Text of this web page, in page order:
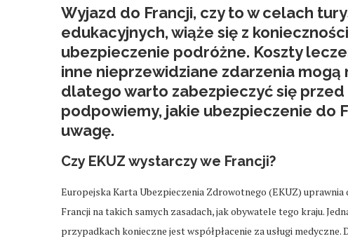
Wyjazd do Francji, czy to w celach
edukacyjnych, wiąże się z
ubezpieczenie podróżne. Koszty
inne nieprzewidziane zdarzenia mogą
dlatego warto zabezpieczyć się
podpowiemy, jakie ubezpieczenie do
uwagę.
Czy EKUZ wystarczy we Francji?
Europejska Karta Ubezpieczenia Zdrowotnego (EKUZ)
Francji na takich samych zasadach, jak obywatele tego kraju.
przypadkach konieczne jest współpłacenie za usługi medyczne.